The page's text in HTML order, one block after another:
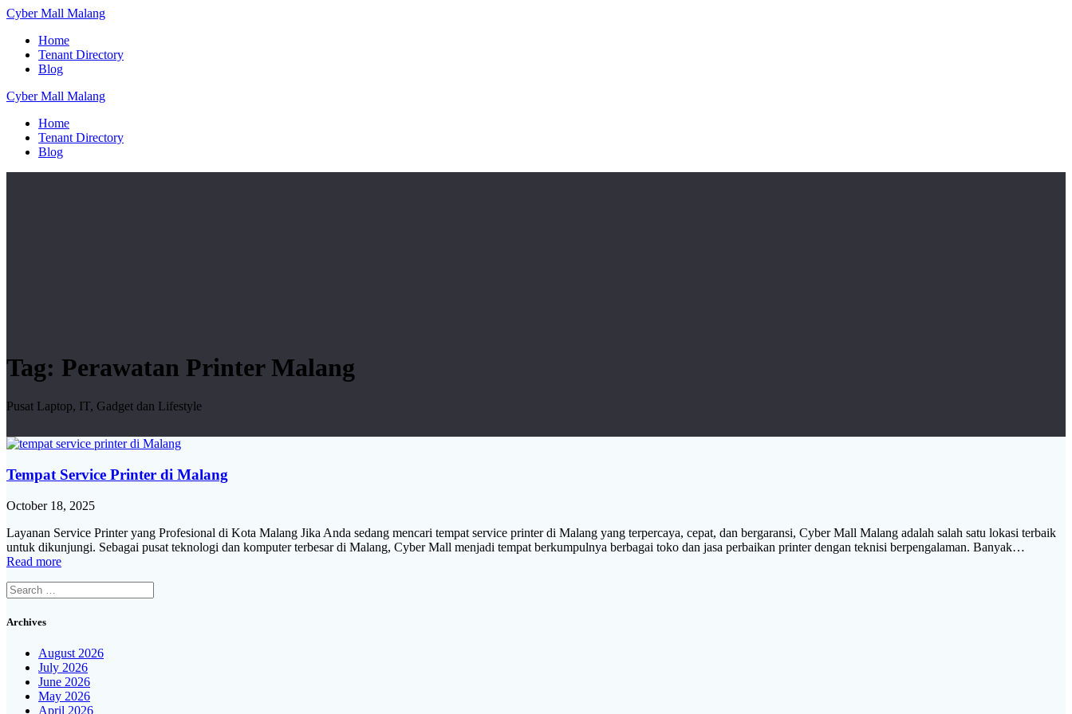
Skip
content
CyberMall Malang
Home
Tenant Directory
Blog
CyberMall Malang
Home
Tenant Directory
Blog
Tag: Perawatan Printer Malang
Pusat Laptop, IT, Gadget dan Lifestyle
Tempat Service Printer di Malang
October 18, 2025
Layanan Service Printer yang Profesional di Kota Malang Jika Anda sedang mencari tempat service printer di Malang yang terpercaya, cepat, dan bergaransi, Cyber Mall Malang adalah salah satu lokasi terbaik
untuk dikunjungi. Sebagai pusat teknologi dan komputer terbesar di Malang, Cyber Mall menjadi tempat berkumpulnya berbagai toko dan jasa perbaikan printer dengan teknisi berpengalaman. Banyak…
Read more
Search
for:
Archives
August 2026
July 2026
June 2026
May 2026
April 2026